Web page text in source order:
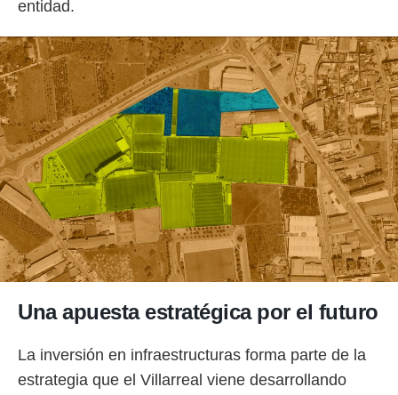
entidad.
Una apuesta estratégica por el futuro
La inversión en infraestructuras forma parte de la
estrategia que el Villarreal viene desarrollando